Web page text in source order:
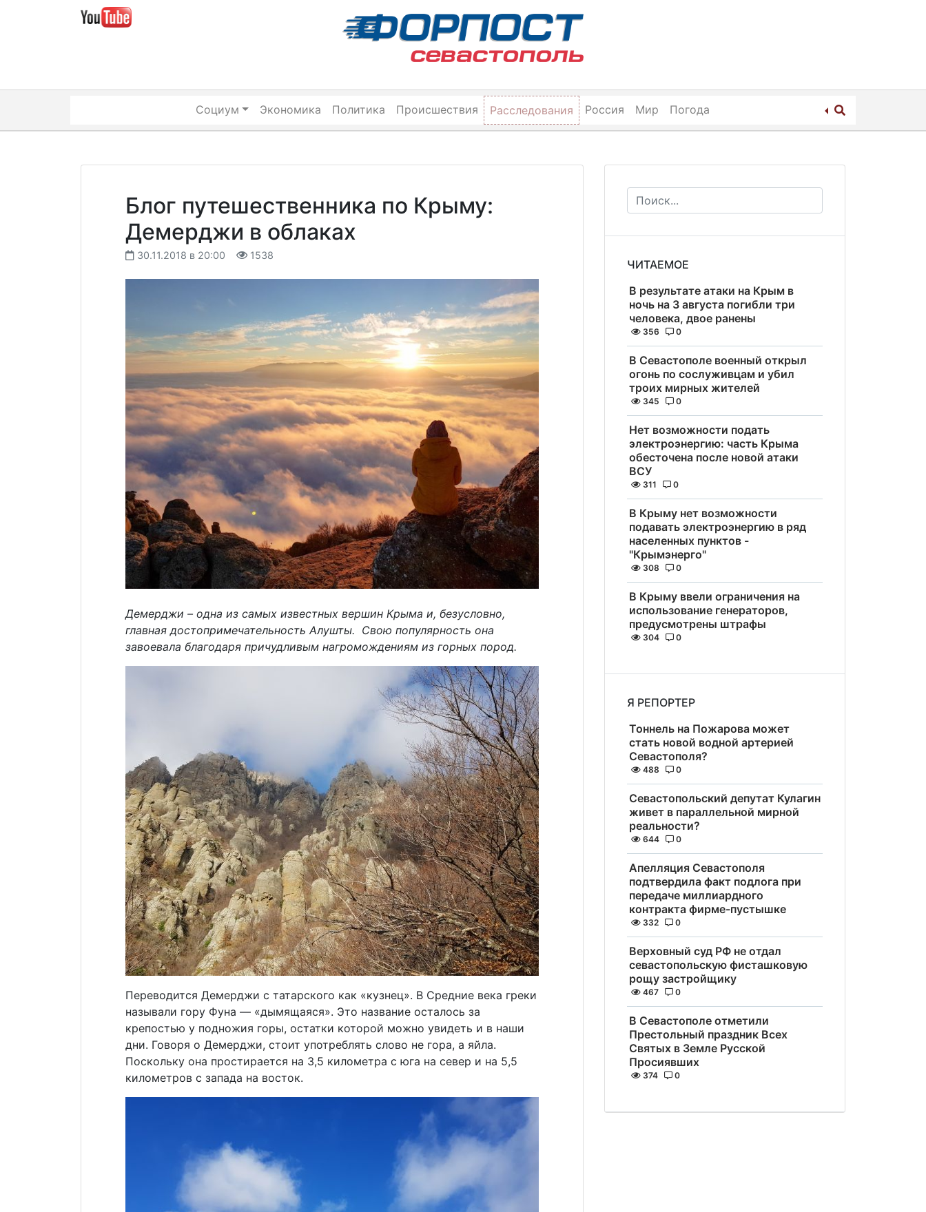
Социум Экономика Политика Происшествия Расследования Россия Мир Погода
Блог путешественника по Крыму:
Демерджи в облаках
30.11.2018 в 20:00 1538
Демерджи – одна из самых известных вершин Крыма и, безусловно,
главная достопримечательность Алушты. Свою популярность она
завоевала благодаря причудливым нагромождениям из горных пород.
Переводится Демерджи с татарского как «кузнец». В Средние века греки
называли гору Фуна — «дымящаяся». Это название осталось за
крепостью у подножия горы, остатки которой можно увидеть и в наши
дни. Говоря о Демерджи, стоит употреблять слово не гора, а яйла.
Поскольку она простирается на 3,5 километра с юга на север и на 5,5
километров с запада на восток.
ЧИТАЕМОЕ
В результате атаки на Крым в
ночь на 3 августа погибли три
человека, двое ранены
356 0
В Севастополе военный открыл
огонь по сослуживцам и убил
троих мирных жителей
345 0
Нет возможности подать
электроэнергию: часть Крыма
обесточена после новой атаки
ВСУ
311 0
В Крыму нет возможности
подавать электроэнергию в ряд
населенных пунктов -
"Крымэнерго"
308 0
В Крыму ввели ограничения на
использование генераторов,
предусмотрены штрафы
304 0
Я РЕПОРТЕР
Тоннель на Пожарова может
стать новой водной артерией
Севастополя?
488 0
Севастопольский депутат Кулагин
живет в параллельной мирной
реальности?
644 0
Апелляция Севастополя
подтвердила факт подлога при
передаче миллиардного
контракта фирме-пустышке
332 0
Верховный суд РФ не отдал
севастопольскую фисташковую
рощу застройщику
467 0
В Севастополе отметили
Престольный праздник Всех
Святых в Земле Русской
Просиявших
374 0